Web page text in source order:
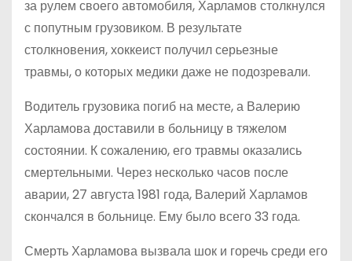
за рулем своего автомобиля, Харламов столкнулся
с попутным грузовиком. В результате
столкновения, хоккеист получил серьезные
травмы, о которых медики даже не подозревали.
Водитель грузовика погиб на месте, а Валерию
Харламова доставили в больницу в тяжелом
состоянии. К сожалению, его травмы оказались
смертельными. Через несколько часов после
аварии, 27 августа 1981 года, Валерий Харламов
скончался в больнице. Ему было всего 33 года.
Смерть Харламова вызвала шок и горечь среди его